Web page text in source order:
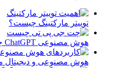
توییتر مارکتینگ چیست؟
هوش مصنوعی ChatGPT چیست؟
هوش مصنوعی و دیجیتال